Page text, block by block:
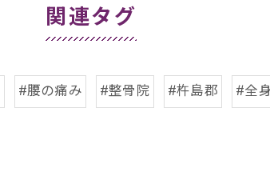
関連タグ
#腰の痛み #整骨院 #杵島郡 #全